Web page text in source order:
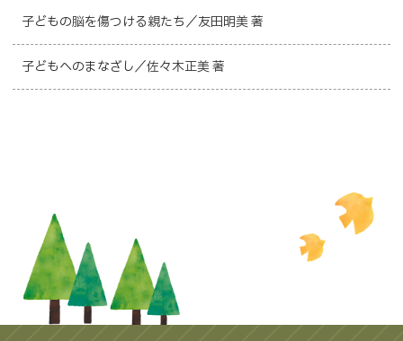
子どもの脳を傷つける親たち／友田明美 著
子どもへのまなざし／佐々木正美 著